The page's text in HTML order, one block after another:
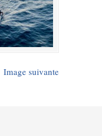
Image suivante